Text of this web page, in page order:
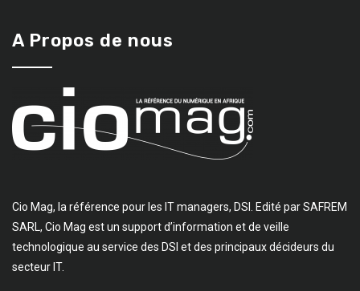
A Propos de nous
Cio Mag, la référence pour les IT managers, DSI. Edité par SAFREM
SARL, Cio Mag est un support d’information et de veille
technologique au service des DSI et des principaux décideurs du
secteur IT.